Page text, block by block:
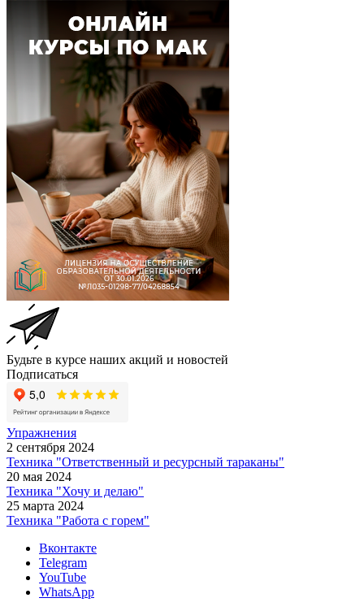
Будьте в курсе наших акций и новостей
Подписаться
Упражнения
2 сентября 2024
Техника "Ответственный и ресурсный тараканы"
20 мая 2024
Техника "Хочу и делаю"
25 марта 2024
Техника "Работа с горем"
Вконтакте
Telegram
YouTube
WhatsApp